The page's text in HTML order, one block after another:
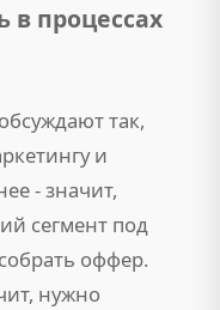
в процессах
так,
и
- значит,
сегмент под
оффер.
нужно